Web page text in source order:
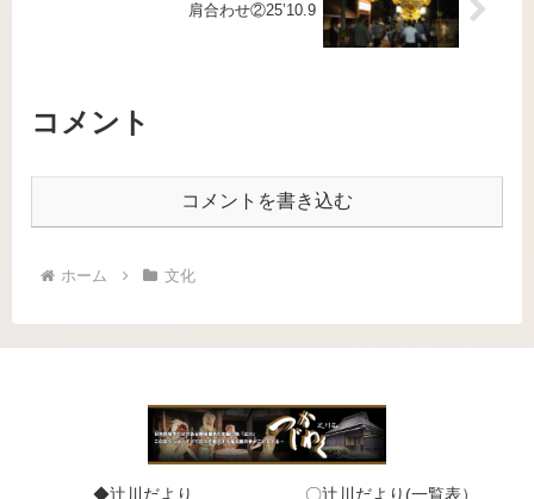
肩合わせ②25’10.9
コメント
コメントを書き込む
ホーム 文化
◆辻川だより 〇辻川だより(一覧表）